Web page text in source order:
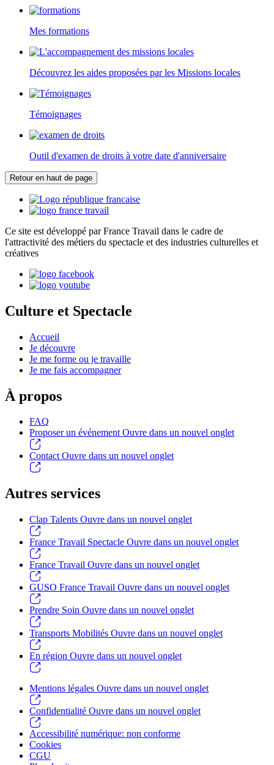
Mes formations
Découvrez les aides proposées par les Missions locales
Témoignages
Outil d'examen de droits à votre date d'anniversaire
Retour en haut de page
Ce site est développé par France Travail dans le cadre de
l'attractivité des métiers du spectacle et des industries culturelles et
créatives
Culture et Spectacle
Accueil
Je découvre
Je me forme ou je travaille
Je me fais accompagner
À propos
FAQ
Proposer un événementOuvre dans un nouvel onglet
Contact Ouvre dans un nouvel onglet
Autres services
Clap Talents Ouvre dans un nouvel onglet
France Travail Spectacle Ouvre dans un nouvel onglet
France Travail Ouvre dans un nouvel onglet
GUSO France Travail Ouvre dans un nouvel onglet
Prendre Soin Ouvre dans un nouvel onglet
Transports Mobilités Ouvre dans un nouvel onglet
En région Ouvre dans un nouvel onglet
Mentions légales Ouvre dans un nouvel onglet
Confidentialité Ouvre dans un nouvel onglet
Accessibilité numérique: non conforme
Cookies
CGU